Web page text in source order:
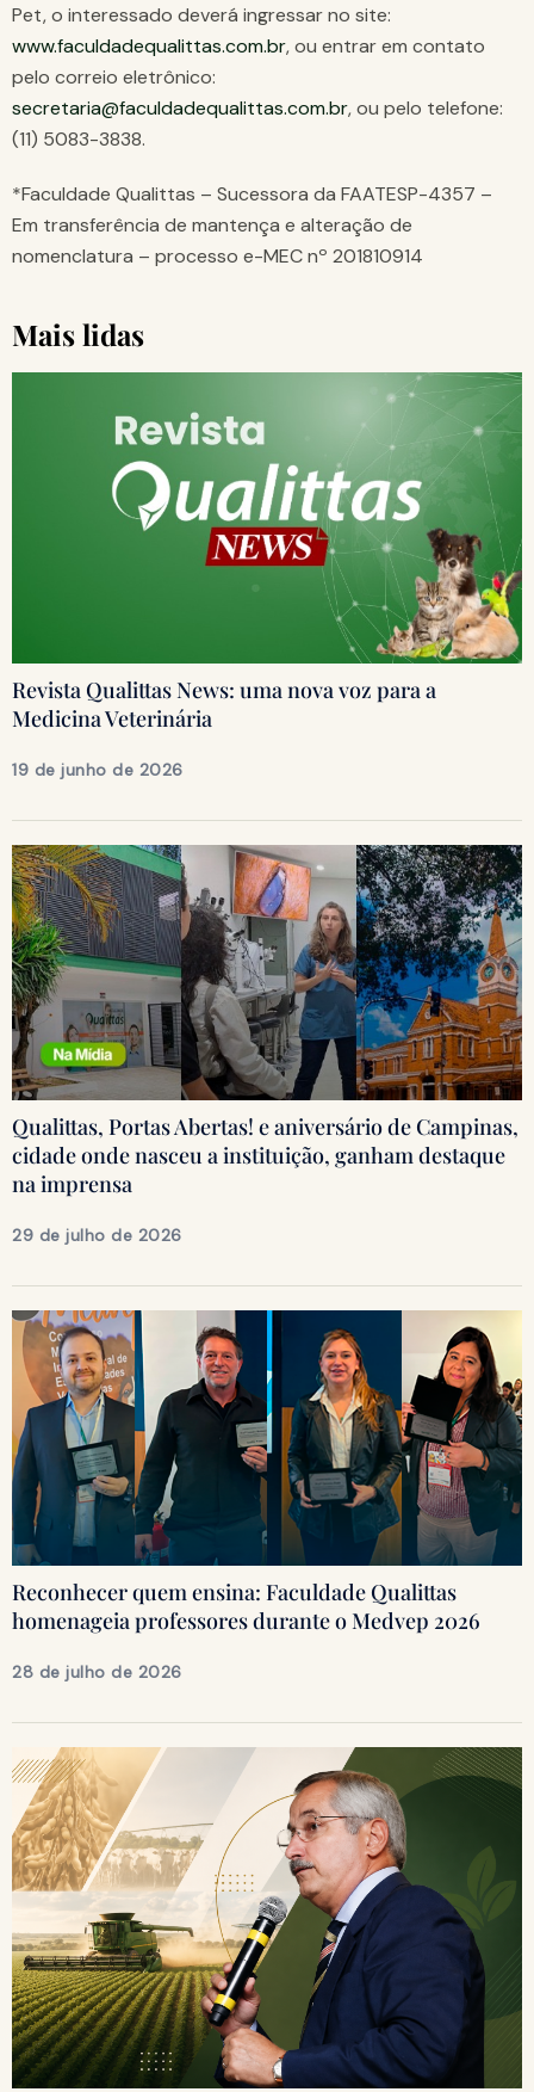
Pet, o interessado deverá ingressar no site:
www.faculdadequalittas.com.br, ou entrar em contato
pelo correio eletrônico:
secretaria@faculdadequalittas.com.br, ou pelo telefone:
(11) 5083-3838.
*Faculdade Qualittas – Sucessora da FAATESP-4357 –
Em transferência de mantença e alteração de
nomenclatura – processo e-MEC nº 201810914
Mais lidas
Revista Qualittas News: uma nova voz para a
Medicina Veterinária
19 de junho de 2026
Qualittas, Portas Abertas! e aniversário de Campinas,
cidade onde nasceu a instituição, ganham destaque
na imprensa
29 de julho de 2026
Reconhecer quem ensina: Faculdade Qualittas
homenageia professores durante o Medvep 2026
28 de julho de 2026